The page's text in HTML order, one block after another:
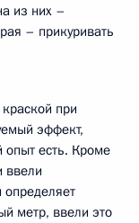
из них –
– прикуривать
при
эффект,
опыт есть. Кроме
ввели
определяет
метр, ввели это